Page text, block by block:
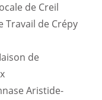
de Creil
Travail de Crépy
de
Aristide-